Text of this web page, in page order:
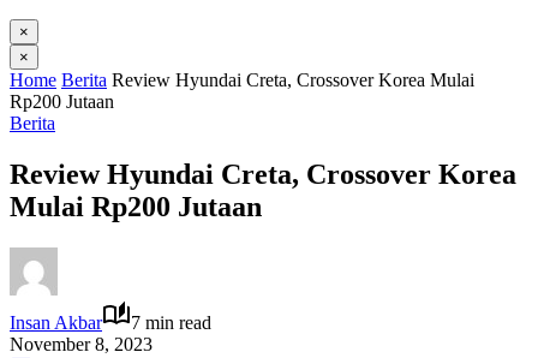
×
×
Home Berita Review Hyundai Creta, Crossover Korea Mulai
Rp200 Jutaan
Berita
Review Hyundai Creta, Crossover Korea
Mulai Rp200 Jutaan
Insan Akbar
7 min read
November 8, 2023